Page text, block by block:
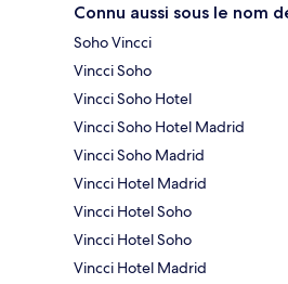
Connu aussi sous le nom
Soho Vincci
Vincci Soho
Vincci Soho Hotel
Vincci Soho Hotel Madrid
Vincci Soho Madrid
Vincci Hotel Madrid
Vincci Hotel Soho
Vincci Hotel Soho
Vincci Hotel Madrid